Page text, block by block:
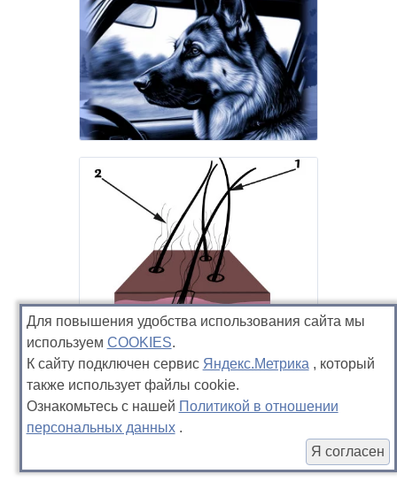
Какие документы нужны для
путешествия за границей с
животным
Типы шерсти у собак
Для повышения удобства использования сайта мы
используемCOOKIES.
К сайту подключен сервис Яндекс.Метрика , который
также использует файлы cookie.
Ознакомьтесь с нашей Политикой в отношении
персональных данных .
Я согласен